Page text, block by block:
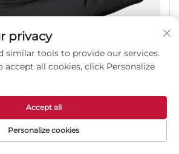
premijum kompresija pakiranje
za nosi s disanje mreža
privacy
similar tools to provide our services.
all cookies, click Personalize
Personalize cookies
Accept all